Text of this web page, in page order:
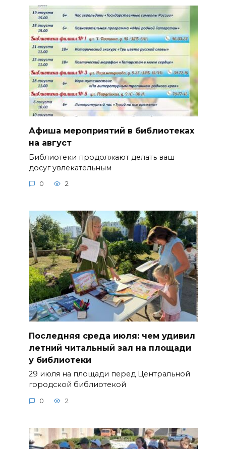
Афиша мероприятий в библиотеках
на август
Библиотеки продолжают делать ваш
досуг увлекательным
0 2
Последняя среда июля: чем удивил
летний читальный зал на площади
у библиотеки
29 июля на площади перед Центральной
городской библиотекой
0 2